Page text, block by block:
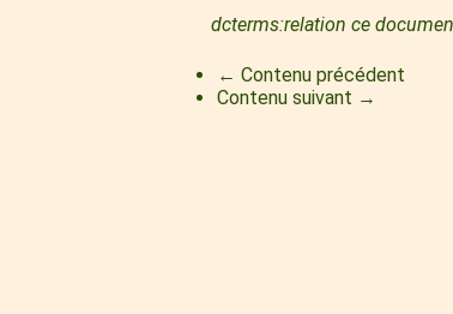
dcterms:relation ce
← Contenu précédent
Contenu suivant →